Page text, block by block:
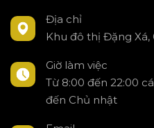
Địa chỉ
Khu đô thị Đặng Xá,
Giờ làm việc
Từ 8:00 đến 22:00
đến Chủ nhật